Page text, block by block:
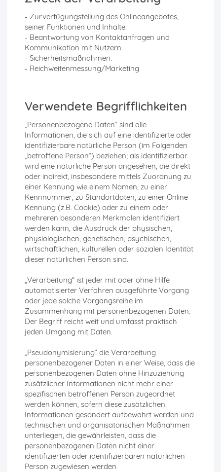
- Zurverfügungstellung des Onlineangebotes,
seiner Funktionen und Inhalte.
- Beantwortung von Kontaktanfragen und
Kommunikation mit Nutzern.
- Sicherheitsmaßnahmen.
- Reichweitenmessung/Marketing
Verwendete Begrifflichkeiten
„Personenbezogene Daten“ sind alle
Informationen, die sich auf eine identifizierte oder
identifizierbare natürliche Person (im Folgenden
„betroffene Person“) beziehen; als identifizierbar
wird eine natürliche Person angesehen, die direkt
oder indirekt, insbesondere mittels Zuordnung zu
einer Kennung wie einem Namen, zu einer
Kennnummer, zu Standortdaten, zu einer Online-
Kennung (z.B. Cookie) oder zu einem oder
mehreren besonderen Merkmalen identifiziert
werden kann, die Ausdruck der physischen,
physiologischen, genetischen, psychischen,
wirtschaftlichen, kulturellen oder sozialen Identität
dieser natürlichen Person sind.
„Verarbeitung“ ist jeder mit oder ohne Hilfe
automatisierter Verfahren ausgeführte Vorgang
oder jede solche Vorgangsreihe im
Zusammenhang mit personenbezogenen Daten.
Der Begriff reicht weit und umfasst praktisch
jeden Umgang mit Daten.
„Pseudonymisierung“ die Verarbeitung
personenbezogener Daten in einer Weise, dass die
personenbezogenen Daten ohne Hinzuziehung
zusätzlicher Informationen nicht mehr einer
spezifischen betroffenen Person zugeordnet
werden können, sofern diese zusätzlichen
Informationen gesondert aufbewahrt werden und
technischen und organisatorischen Maßnahmen
unterliegen, die gewährleisten, dass die
personenbezogenen Daten nicht einer
identifizierten oder identifizierbaren natürlichen
Person zugewiesen werden.